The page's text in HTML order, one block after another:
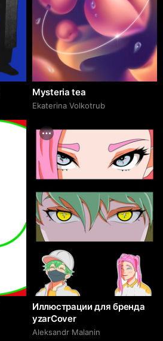
Mysteria tea
Ekaterina Volkotrub
Иллюстрации для бренда
yzarCover
Aleksandr Malanin